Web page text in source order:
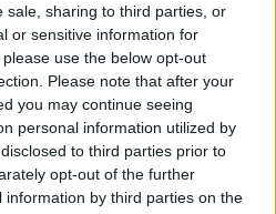
sale, sharing to third parties, or
or sensitive information for
use the below opt-out
Please note that after your
you may continue seeing
personal information utilized by
to third parties prior to
opt-out of the further
by third parties on the
które mogą
przyszłości?
opracowanie